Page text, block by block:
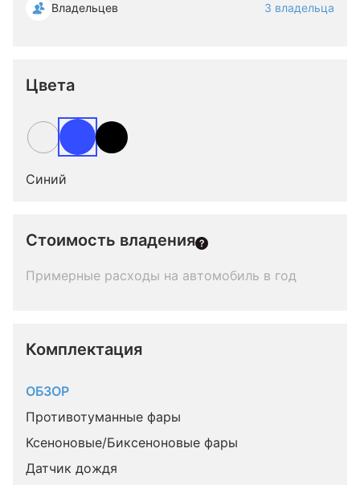
Владельцев 3 владельца
Цвета
Синий
Стоимость владения
Примерные расходы на автомобиль в год
Комплектация
ОБЗОР
Противотуманные фары
Ксеноновые/Биксеноновые фары
Датчик дождя